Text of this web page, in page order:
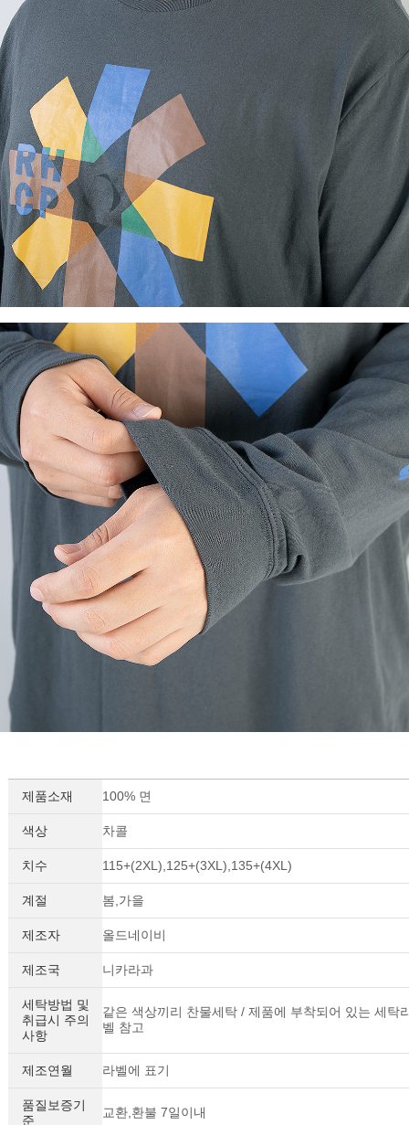
제품소재 100% 면
색상 차콜
치수 115+(2XL),125+(3XL),135+(4XL)
계절 봄,가을
제조자 올드네이비
제조국 니카라과
세탁방법 및
취급시 주의
사항
같은 색상끼리 찬물세탁 / 제품에 부착되어 있는 세탁
벨 참고
제조연월 라벨에 표기
품질보증기
준
교환,환불 7일이내